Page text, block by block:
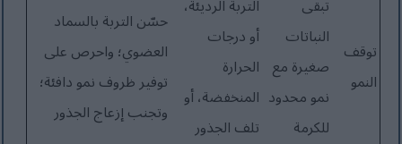
توقف
النمو
تبقى
النباتات
صغيرة مع
نمو محدود
للكرمة
التربة الرديئة،
أو درجات
الحرارة
المنخفضة، أو
تلف الجذور
حسّن التربة بالسماد
العضوي؛ واحرص على
توفير ظروف نمو دافئة؛
وتجنب إزعاج الجذور